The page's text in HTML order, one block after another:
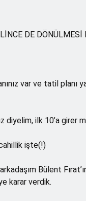
DE DÖNÜLMESİ
var ve tatil planı
diyelim, ilk 10’a girer
işte(!)
Bülent
karar verdik.